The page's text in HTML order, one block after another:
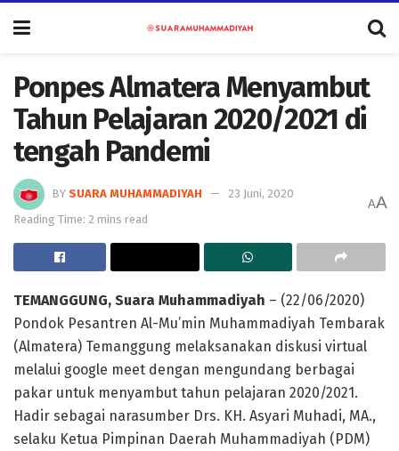
Ponpes Almatera Menyambut
Tahun Pelajaran 2020/2021 di
tengah Pandemi
BY SUARA MUHAMMADIYAH
23 Juni, 2020
Reading Time: 2 mins read
AA
TEMANGGUNG, Suara Muhammadiyah – (22/06/2020)
Pondok Pesantren Al-Mu’min Muhammadiyah Tembarak
(Almatera) Temanggung melaksanakan diskusi virtual
melalui google meet dengan mengundang berbagai
pakar untuk menyambut tahun pelajaran 2020/2021.
Hadir sebagai narasumber Drs. KH. Asyari Muhadi, MA.,
selaku Ketua Pimpinan Daerah Muhammadiyah (PDM)